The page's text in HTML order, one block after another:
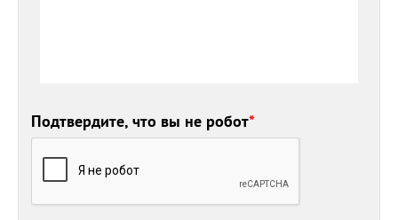
Подтвердите, что вы не робот*